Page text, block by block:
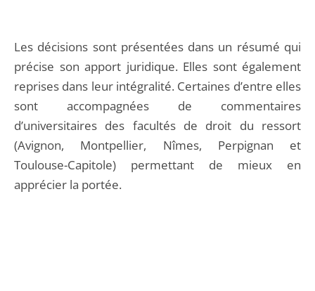
Les décisions sont présentées dans un résumé qui
précise son apport juridique. Elles sont également
reprises dans leur intégralité. Certaines d’entre elles
sont accompagnées de commentaires
d’universitaires des facultés de droit du ressort
(Avignon, Montpellier, Nîmes, Perpignan et
Toulouse-Capitole) permettant de mieux en
apprécier la portée.